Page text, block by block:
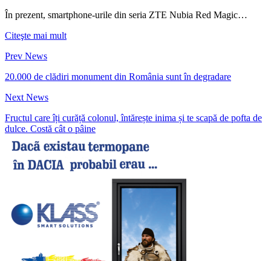
În prezent, smartphone-urile din seria ZTE Nubia Red Magic…
Citeşte mai mult
Prev News
20.000 de clădiri monument din România sunt în degradare
Next News
Fructul care îți curăță colonul, întărește inima și te scapă de pofta de
dulce. Costă cât o pâine